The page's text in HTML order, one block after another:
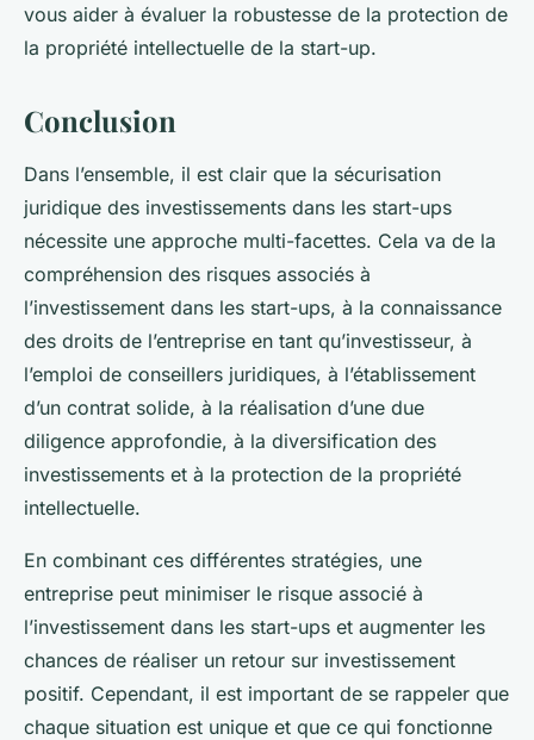
vous aider à évaluer la robustesse de la protection de
la propriété intellectuelle de la start-up.
Conclusion
Dans l’ensemble, il est clair que la sécurisation
juridique des investissements dans les start-ups
nécessite une approche multi-facettes. Cela va de la
compréhension des risques associés à
l’investissement dans les start-ups, à la connaissance
des droits de l’entreprise en tant qu’investisseur, à
l’emploi de conseillers juridiques, à l’établissement
d’un contrat solide, à la réalisation d’une due
diligence approfondie, à la diversification des
investissements et à la protection de la propriété
intellectuelle.
En combinant ces différentes stratégies, une
entreprise peut minimiser le risque associé à
l’investissement dans les start-ups et augmenter les
chances de réaliser un retour sur investissement
positif. Cependant, il est important de se rappeler que
chaque situation est unique et que ce qui fonctionne